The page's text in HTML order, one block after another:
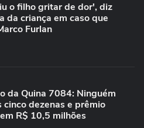
o filho gritar de dor', diz
da criança em caso que
Furlan
da Quina 7084: Ninguém
cinco dezenas e prêmio
R$ 10,5 milhões